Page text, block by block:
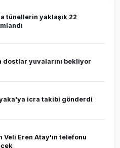
tünellerin yaklaşık 22
dostlar yuvalarını bekliyor
icra takibi gönderdi
Veli Eren Atay'ın telefonu